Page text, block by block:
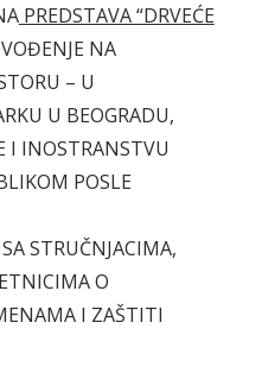
PREDSTAVA “DRVEĆE
NA
– U
U BEOGRADU,
I INOSTRANSTVU
POSLE
SA STRUČNJACIMA,
O
I ZAŠTITI